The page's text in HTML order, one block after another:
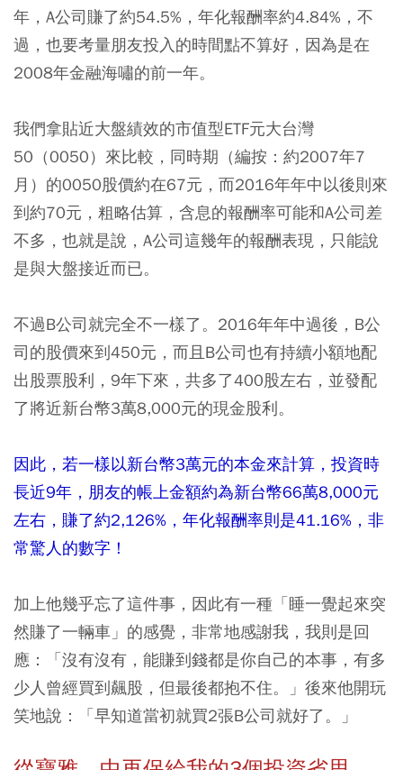
年，A公司賺了約54.5%，年化報酬率約4.84%，不
過，也要考量朋友投入的時間點不算好，因為是在
2008年金融海嘯的前一年。
我們拿貼近大盤績效的市值型ETF元大台灣
50（0050）來比較，同時期（編按：約2007年7
月）的0050股價約在67元，而2016年年中以後則來
到約70元，粗略估算，含息的報酬率可能和A公司差
不多，也就是說，A公司這幾年的報酬表現，只能說
是與大盤接近而已。
不過B公司就完全不一樣了。2016年年中過後，B公
司的股價來到450元，而且B公司也有持續小額地配
出股票股利，9年下來，共多了400股左右，並發配
了將近新台幣3萬8,000元的現金股利。
因此，若一樣以新台幣3萬元的本金來計算，投資時
長近9年，朋友的帳上金額約為新台幣66萬8,000元
左右，賺了約2,126%，年化報酬率則是41.16%，非
常驚人的數字！
加上他幾乎忘了這件事，因此有一種「睡一覺起來突
然賺了一輛車」的感覺，非常地感謝我，我則是回
應：「沒有沒有，能賺到錢都是你自己的本事，有多
少人曾經買到飆股，但最後都抱不住。」後來他開玩
笑地說：「早知道當初就買2張B公司就好了。」